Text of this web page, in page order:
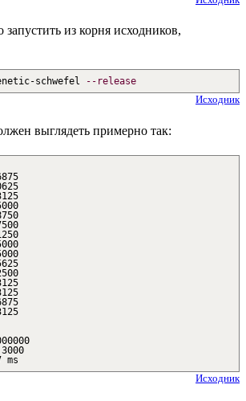
из корня исходников,
schwefel --release
Исходник
выглядеть примерно так:
ms
Исходник